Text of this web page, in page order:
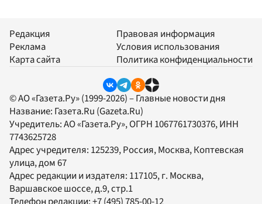
Редакция
Реклама
Карта сайта
Правовая информация
Условия использования
Политика конфиденциальности
© АО «Газета.Ру» (1999-2026) – Главные новости дня
Название: Газета.Ru (Gazeta.Ru)
Учредитель:АО «Газета.Ру», ОГРН 1067761730376, ИНН
7743625728
Адрес учредителя: 125239, Россия, Москва, Коптевская
улица, дом 67
Адрес редакции и издателя: 117105, г. Москва,
Варшавское шоссе, д.9, стр.1